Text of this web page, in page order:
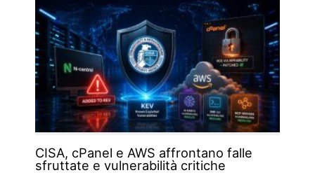
CISA, cPanel e AWS affrontano falle
sfruttate e vulnerabilità critiche